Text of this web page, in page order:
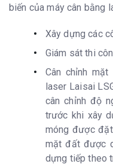
biến của máy cân bằng
Xây dựng các
Giám sát thi
Cân chỉnh
laser Laisai
cân chỉnh độ
trước khi xây
móng được
mặt đất được
dựng tiếp theo